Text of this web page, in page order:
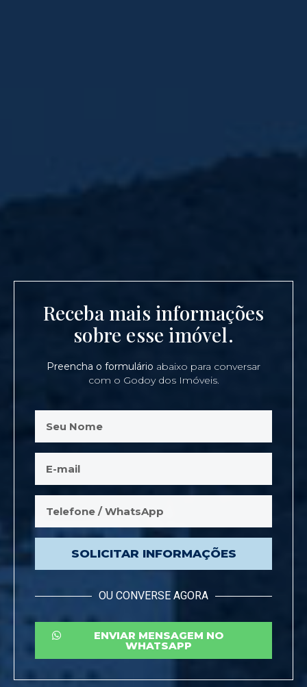
Receba mais informações
sobre esse imóvel.
Preencha o formulário abaixo para conversar
com o Godoy dos Imóveis.
SOLICITAR INFORMAÇÕES
OU CONVERSE AGORA
ENVIAR MENSAGEM NO
WHATSAPP